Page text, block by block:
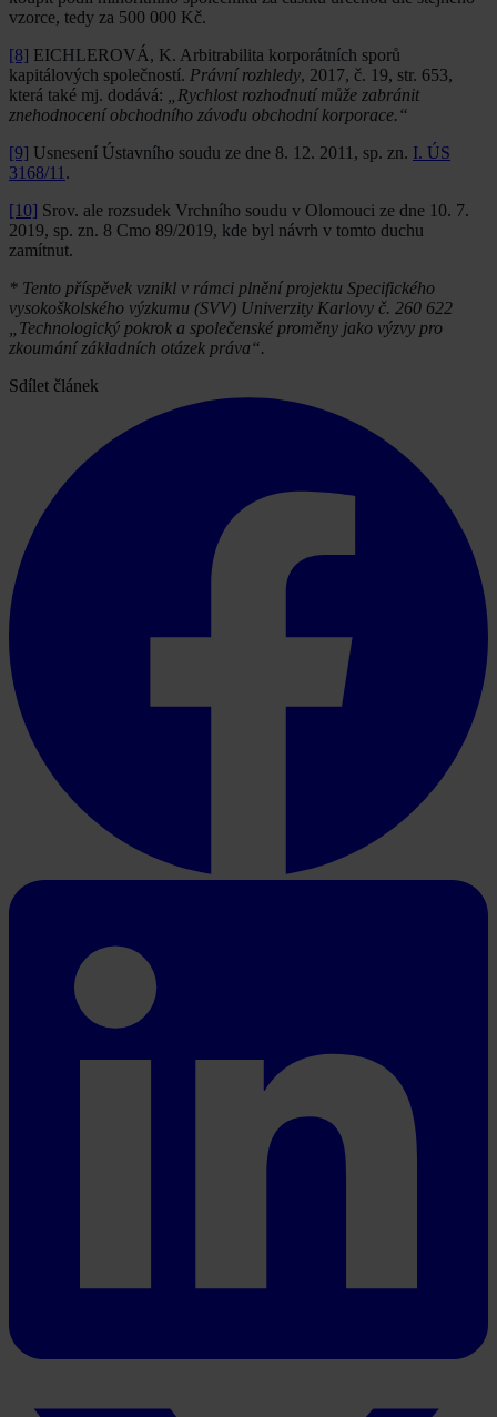
vzorce, tedy za 500 000 Kč.
[8] EICHLEROVÁ, K. Arbitrabilita korporátních sporů
kapitálových společností. Právní rozhledy, 2017, č. 19, str. 653,
která také mj. dodává:
„Rychlost rozhodnutí může zabránit
znehodnocení obchodního závodu obchodní korporace.“
[9] Usnesení Ústavního soudu ze dne 8. 12. 2011, sp. zn. I. ÚS
3168/11 .
[10] Srov. ale rozsudek Vrchního soudu v Olomouci ze dne 10. 7.
2019, sp. zn. 8 Cmo 89/2019, kde byl návrh v tomto duchu
zamítnut.
* Tento příspěvek vznikl v rámci plnění projektu Specifického
vysokoškolského výzkumu (SVV) Univerzity Karlovy č. 260 622
„Technologický pokrok a společenské proměny jako výzvy pro
zkoumání základních otázek práva“.
Sdílet článek